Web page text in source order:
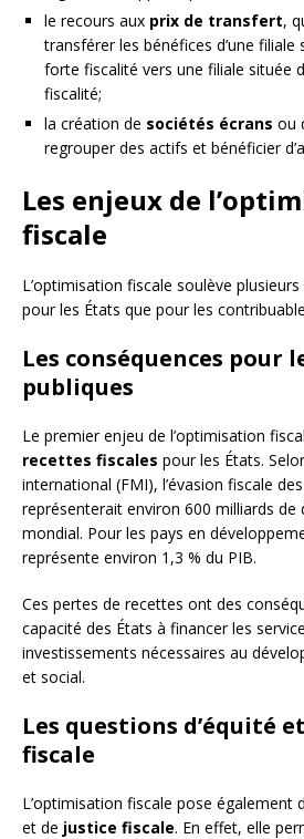
le recours aux prix de transfert,
transférer les bénéfices d’une filiale
forte fiscalité vers une filiale située
fiscalité;
la création de sociétés écrans ou
regrouper des actifs et bénéficier
Les enjeux de
fiscale
L’optimisation fiscale soulève
pour les États que pour les
Les conséquences pour
publiques
Le premier enjeu de l’optimisation
recettes fiscales pour les États.
international (FMI), l’évasion fiscale
représenterait environ 600 milliards de
mondial. Pour les pays en
représente environ 1,3 % du PIB.
Ces pertes de recettes ont des
capacité des États à financer les
investissements nécessaires au
et social.
Les questions d’équité
fiscale
L’optimisation fiscale pose également
et de justice fiscale. En effet, elle